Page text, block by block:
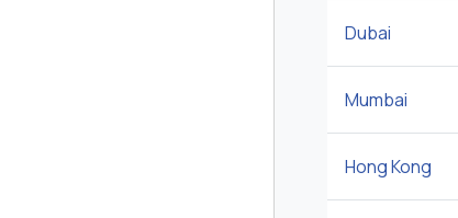
Dubai
Mumbai
Hong Kong